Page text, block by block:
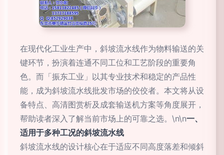
在现代化工业生产中，斜坡流水线作为物料输送的关
键环节，扮演着连通不同工位和工艺阶段的重要角
色。而「振东工业」以其专业技术和稳定的产品性
能，成为斜坡流水线批发市场的佼佼者。本文将从设
备特点、高清图赏析及成套输送机方案等角度展开，
帮助读者深入了解当前市场上的可靠之选。\n\n一、
适用于多种工况的斜坡流水线
斜坡流水线的设计核心在于适应不同高度落差和倾斜